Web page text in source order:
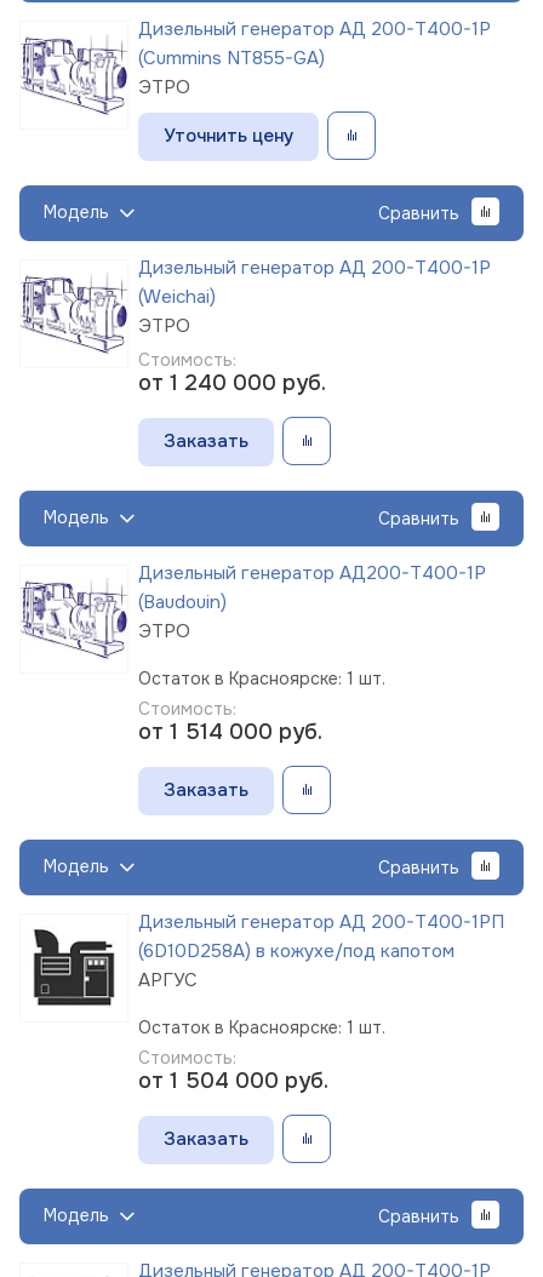
Дизельный генератор АД 200-Т400-1Р
(Cummins NT855-GA)
ЭТРО
Уточнить цену
Модель Сравнить
Дизельный генератор АД 200-Т400-1Р
(Weichai)
ЭТРО
Стоимость:
от 1 240 000 руб.
Заказать
Модель Сравнить
Дизельный генератор АД200-Т400-1Р
(Baudouin)
ЭТРО
Остаток в Красноярске: 1 шт.
Стоимость:
от 1 514 000 руб.
Заказать
Модель Сравнить
Дизельный генератор АД 200-Т400-1РП
(6D10D258A) в кожухе/под капотом
АРГУС
Остаток в Красноярске: 1 шт.
Стоимость:
от 1 504 000 руб.
Заказать
Модель Сравнить
Дизельный генератор АД 200-Т400-1Р